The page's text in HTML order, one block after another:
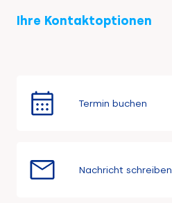
Ihre Kontaktoptionen
Termin buchen
Nachricht schreiben